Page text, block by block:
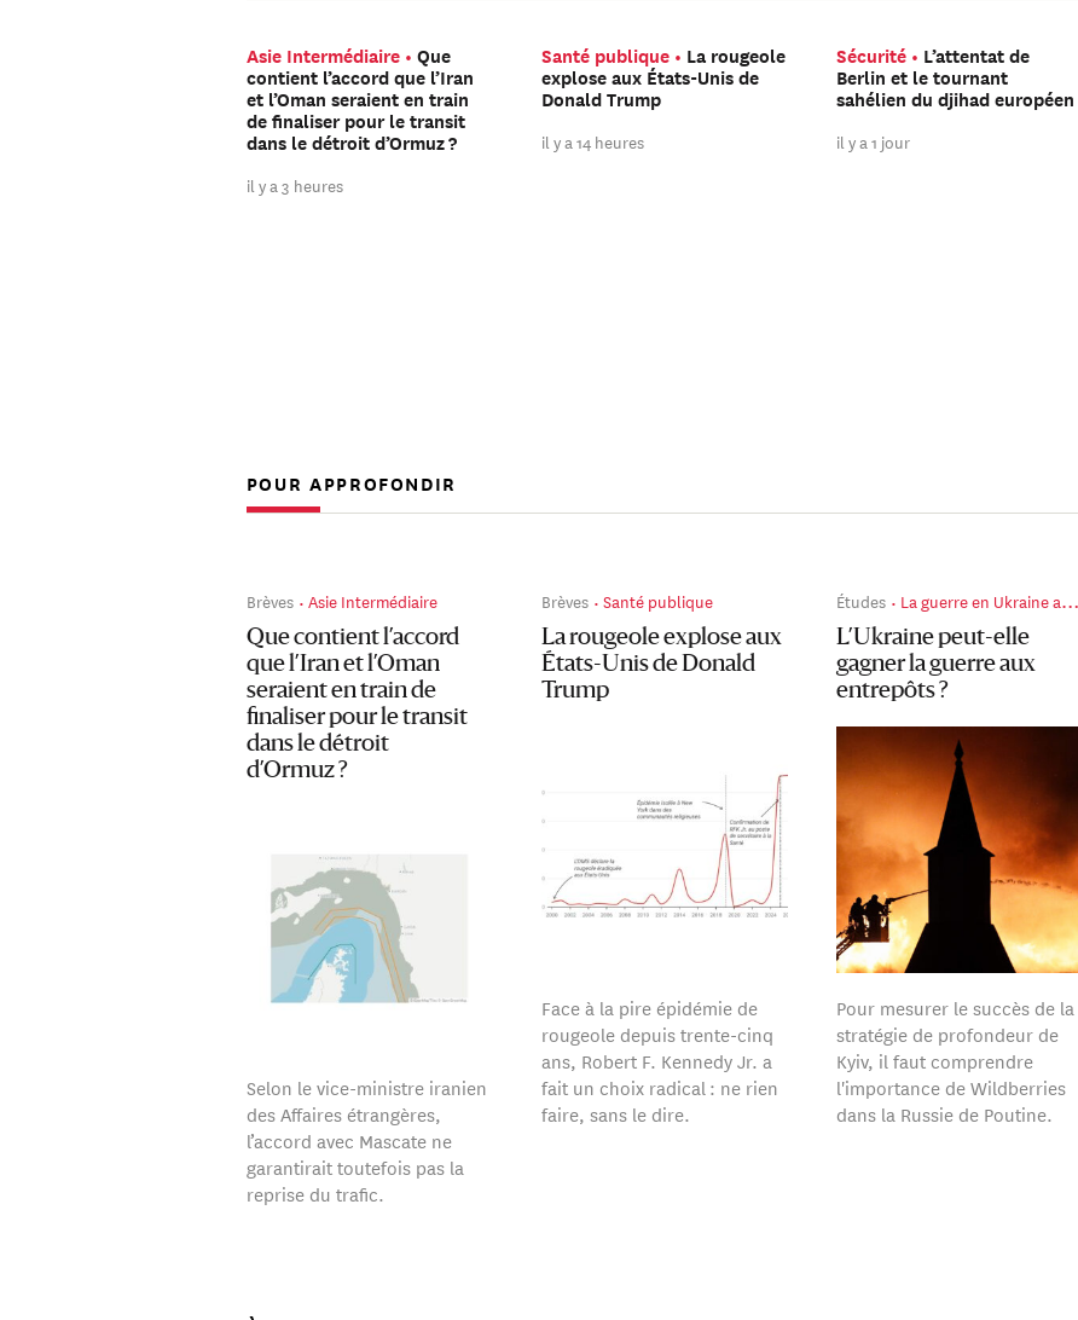
Asie Intermédiaire
Que
contient l’accord que l’Iran
et l’Oman seraient en train
de finaliser pour le transit
dans le détroit d’Ormuz ?
il y a 3 heures
Santé publique
La rougeole
explose aux États-Unis de
Donald Trump
il y a 14 heures
Sécurité
L’attentat de
Berlin et le tournant
sahélien du djihad européen
il y a 1 jour
POUR APPROFONDIR
Brèves Asie Intermédiaire
Que contient l’accord
que l’Iran et l’Oman
seraient en train de
finaliser pour le transit
dans le détroit
d’Ormuz ?
Selon le vice-ministre iranien
des Affaires étrangères,
l’accord avec Mascate ne
garantirait toutefois pas la
reprise du trafic.
Brèves Santé publique
La rougeole explose aux
États-Unis de Donald
Trump
Face à la pire épidémie de
rougeole depuis trente-cinq
ans, Robert F. Kennedy Jr. a
fait un choix radical : ne rien
faire, sans le dire.
Études La guerre en Ukraine au jour le jour
L’Ukraine peut-elle
gagner la guerre aux
entrepôts ?
Pour mesurer le succès de la
stratégie de profondeur de
Kyiv, il faut comprendre
l'importance de Wildberries
dans la Russie de Poutine.